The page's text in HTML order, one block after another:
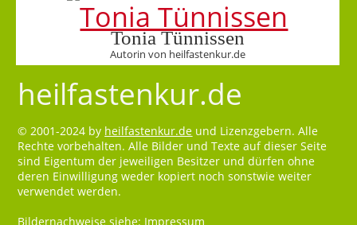
Tonia Tünnissen
Autorin von heilfastenkur.de
heilfastenkur.de
© 2001-2024 by heilfastenkur.de und Lizenzgebern. Alle
Rechte vorbehalten. Alle Bilder und Texte auf dieser Seite
sind Eigentum der jeweiligen Besitzer und dürfen ohne
deren Einwilligung weder kopiert noch sonstwie weiter
verwendet werden.
Bildernachweise siehe: Impressum